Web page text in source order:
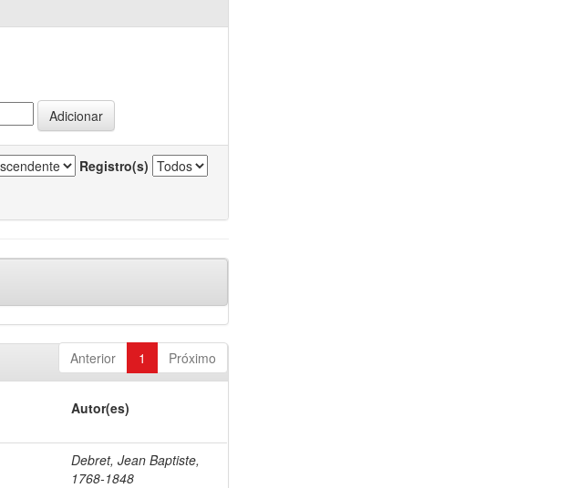
Registro(s)
Anterior 1 Próximo
Autor(es)
Debret, Jean Baptiste,
1768-1848